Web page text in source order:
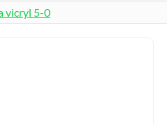
vicryl 5-0